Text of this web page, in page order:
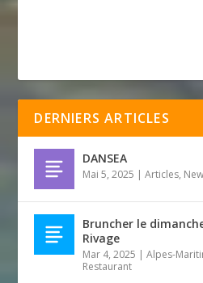
DERNIERS ARTICLES
DANSEA
Mai 5, 2025 |Articles,
Bruncher le
Rivage
Mar 4, 2025 |Alpes-
Restaurant